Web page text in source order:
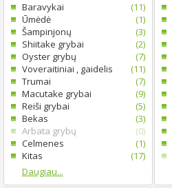
Baravykai
(11)
Ūmėdė
(1)
Šampinjonų
(3)
Shiitake grybai
(2)
Oyster grybų
(7)
Voveraitiniai , gaidelis
(11)
Trumai
(7)
Macutake grybai
(9)
Reiši grybai
(5)
Bekas
(3)
Arbata grybų
(0)
Celmenes
(1)
Kitas
(17)
Daugiau...